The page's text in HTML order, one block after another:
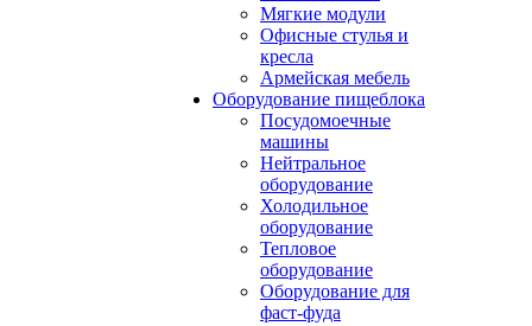
Мягкие модули
Офисные стулья и
кресла
Армейская мебель
Оборудование пищеблока
Посудомоечные
машины
Нейтральное
оборудование
Холодильное
оборудование
Тепловое
оборудование
Оборудование для
фаст-фуда